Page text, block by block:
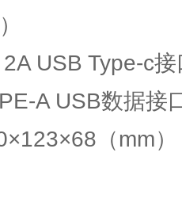
USB Type-c接
A USB数据接
（mm）